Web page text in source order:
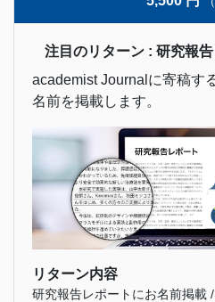
注目のリターン : 研究報
academist Journalに寄稿す
名前を掲載します。
リターン内容
研究報告レポートにお名前掲載